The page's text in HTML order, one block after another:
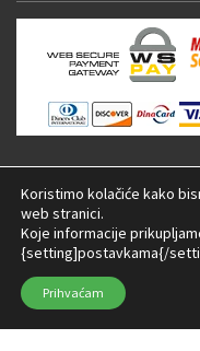
© 2026 LED
Koristimo kolačiće kako
web stranici.
Koje informacije
{setting]postavkama{/
Prihvaćam